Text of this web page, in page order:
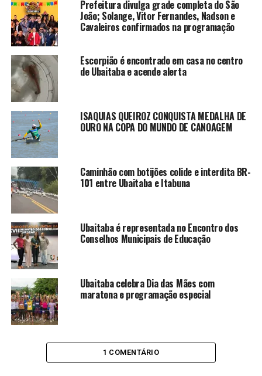
Prefeitura divulga grade completa do São
João; Solange, Vitor Fernandes, Nadson e
Cavaleiros confirmados na programação
Escorpião é encontrado em casa no centro
de Ubaitaba e acende alerta
ISAQUIAS QUEIROZ CONQUISTA MEDALHA DE
OURO NA COPA DO MUNDO DE CANOAGEM
Caminhão com botijões colide e interdita BR-
101 entre Ubaitaba e Itabuna
Ubaitaba é representada no Encontro dos
Conselhos Municipais de Educação
Ubaitaba celebra Dia das Mães com
maratona e programação especial
1 COMENTÁRIO